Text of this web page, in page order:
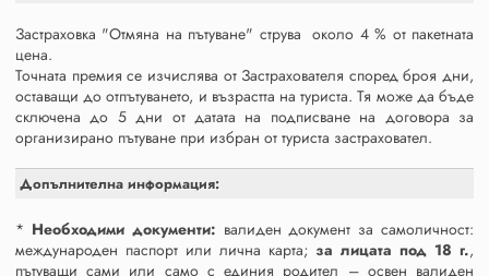
Застраховка "Отмяна на пътуване" струва около 4 % от пакетната
цена.
Точната премия се изчислява от Застрахователя според броя дни,
оставащи до отпътуването, и възрастта на туриста. Тя може да бъде
сключена до 5 дни от датата на подписване на договора за
организирано пътуване при избран от туриста застраховател.
Допълнителна информация:
* Необходими документи: валиден документ за самоличност:
международен паспорт или лична карта; за лицата под 18 г.,
пътуващи сами или само с единия родител – освен валиден